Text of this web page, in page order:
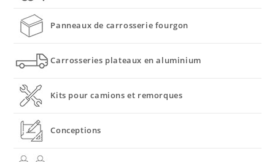
Panneaux de carrosserie fourgon
Carrosseries plateaux en aluminium
Kits pour camions et remorques
Conceptions